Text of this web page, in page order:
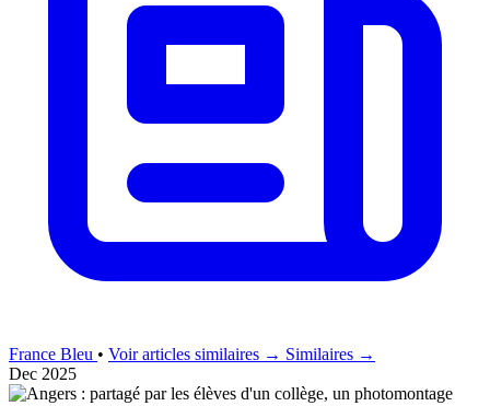
France Bleu • Voir articles similaires → Similaires →
Dec 2025